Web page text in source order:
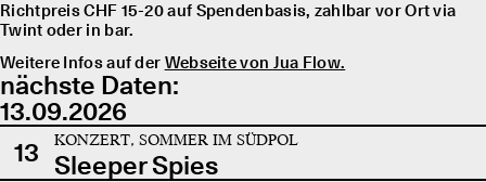
Richtpreis CHF 15-20 auf Spendenbasis, zahlbar vor Ort via
Twint oder in bar.
Weitere Infos auf der Webseite von Jua Flow.
nächste Daten:
13.09.2026
13
KONZERT, SOMMER IM SÜDPOL
Sleeper Spies